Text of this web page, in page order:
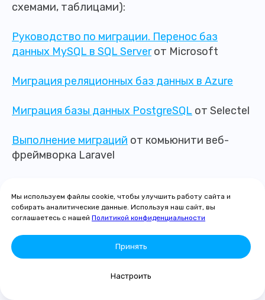
схемами, таблицами):
Руководство по миграции. Перенос баз
данных MySQL в SQL Serverот Microsoft
Миграция реляционных баз данных в Azure
Миграция базы данных PostgreSQL от Selectel
Выполнение миграций от комьюнити веб-
фреймворка Laravel
Миграция БДот создателей фреймворка веб-
на более свежее руководство по ASP.NET
Core 5)
Мы используем файлы cookie, чтобы улучшить работу сайта и
собирать аналитические данные. Используя наш сайт, вы
соглашаетесь с нашей Политикой конфиденциальности
Принять
Настроить